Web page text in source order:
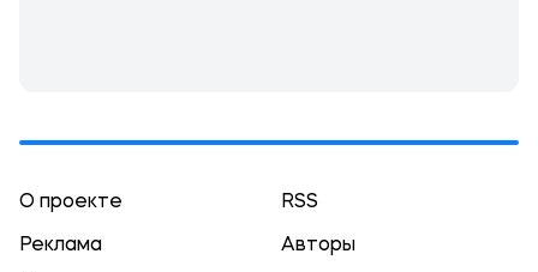
О проекте RSS
Реклама Авторы